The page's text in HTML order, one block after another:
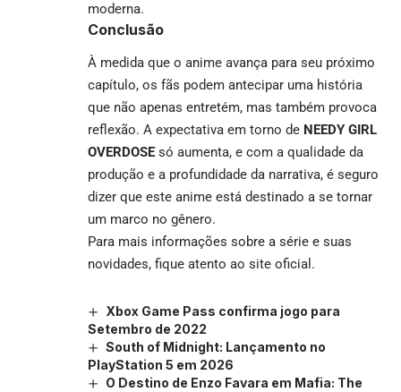
moderna.
Conclusão
À medida que o anime avança para seu próximo
capítulo, os fãs podem antecipar uma história
que não apenas entretém, mas também provoca
reflexão. A expectativa em torno de NEEDY GIRL
OVERDOSEsó aumenta, e com a qualidade da
produção e a profundidade da narrativa, é seguro
dizer que este anime está destinado a se tornar
um marco no gênero.
Para mais informações sobre a série e suas
novidades, fique atento ao site oficial .
Xbox Game Pass confirma jogo para
Setembro de 2022
South of Midnight: Lançamento no
PlayStation 5 em 2026
O Destino de Enzo Favara em Mafia: The